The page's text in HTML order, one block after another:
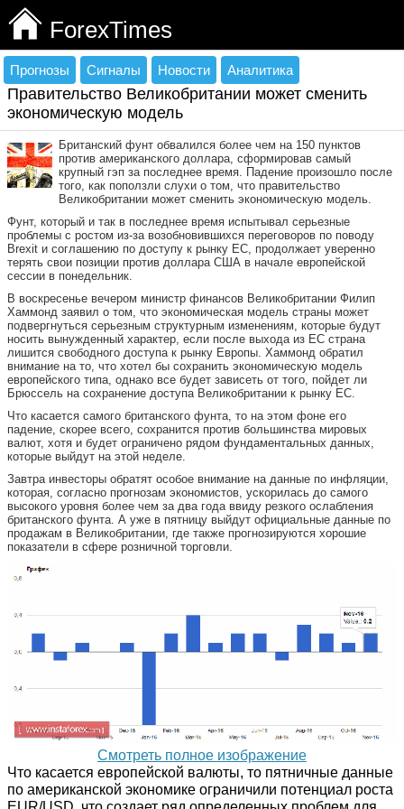
ForexTimes
Прогнозы Сигналы Новости Аналитика
Правительство Великобритании может сменить
экономическую модель
Британский фунт обвалился более чем на 150 пунктов
против американского доллара, сформировав самый
крупный гэп за последнее время. Падение произошло после
того, как поползли слухи о том, что правительство
Великобритании может сменить экономическую модель.
Фунт, который и так в последнее время испытывал серьезные
проблемы с ростом из-за возобновившихся переговоров по поводу
Brexit и соглашению по доступу к рынку ЕС, продолжает уверенно
терять свои позиции против доллара США в начале европейской
сессии в понедельник.
В воскресенье вечером министр финансов Великобритании Филип
Хаммонд заявил о том, что экономическая модель страны может
подвергнуться серьезным структурным изменениям, которые будут
носить вынужденный характер, если после выхода из ЕС страна
лишится свободного доступа к рынку Европы. Хаммонд обратил
внимание на то, что хотел бы сохранить экономическую модель
европейского типа, однако все будет зависеть от того, пойдет ли
Брюссель на сохранение доступа Великобритании к рынку ЕС.
Что касается самого британского фунта, то на этом фоне его
падение, скорее всего, сохранится против большинства мировых
валют, хотя и будет ограничено рядом фундаментальных данных,
которые выйдут на этой неделе.
Завтра инвесторы обратят особое внимание на данные по инфляции,
которая, согласно прогнозам экономистов, ускорилась до самого
высокого уровня более чем за два года ввиду резкого ослабления
британского фунта. А уже в пятницу выйдут официальные данные по
продажам в Великобритании, где также прогнозируются хорошие
показатели в сфере розничной торговли.
Смотреть полное изображение
Что касается европейской валюты, то пятничные данные
по американской экономике ограничили потенциал роста